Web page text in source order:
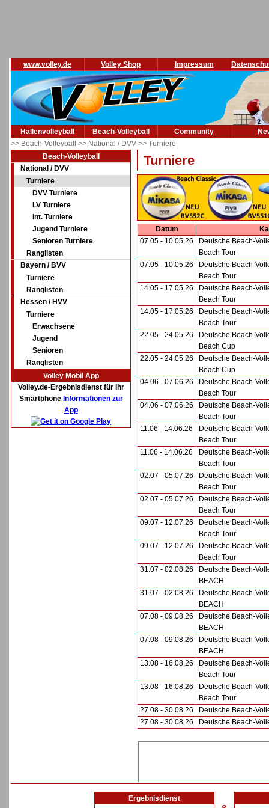
www.volley.de Volley Shop Impressum
Hallenvolleyball Beach-Volleyball Community
>> Beach-Volleyball >> National / DVV >> Turniere
Beach-Volleyball
National / DVV
Turniere
DVV Turniere
LV Turniere
Int. Turniere
Jugend Turniere
Senioren Turniere
Ranglisten
Bayern / BVV
Turniere
Ranglisten
Hessen / HVV
Turniere
Erwachsene
Jugend
Senioren
Ranglisten
Volley Mobil App
Volley.de-Ergebnisdienst für Ihr
Smartphone Informationen zur
App
Turniere
Datum
07.05 - 10.05.26
Deutsche Beach-
Beach Tour
07.05 - 10.05.26
Deutsche Beach-
Beach Tour
14.05 - 17.05.26
Deutsche Beach-
Beach Tour
14.05 - 17.05.26
Deutsche Beach-
Beach Tour
22.05 - 24.05.26
Deutsche Beach-
Beach Cup
22.05 - 24.05.26
Deutsche Beach-
Beach Cup
04.06 - 07.06.26
Deutsche Beach-
Beach Tour
04.06 - 07.06.26
Deutsche Beach-
Beach Tour
11.06 - 14.06.26
Deutsche Beach-
Beach Tour
11.06 - 14.06.26
Deutsche Beach-
Beach Tour
02.07 - 05.07.26
Deutsche Beach-
Beach Tour
02.07 - 05.07.26
Deutsche Beach-
Beach Tour
09.07 - 12.07.26
Deutsche Beach-
Beach Tour
09.07 - 12.07.26
Deutsche Beach-
Beach Tour
31.07 - 02.08.26
Deutsche Beach-
BEACH
31.07 - 02.08.26
Deutsche Beach-
BEACH
07.08 - 09.08.26
Deutsche Beach-
BEACH
07.08 - 09.08.26
Deutsche Beach-
BEACH
13.08 - 16.08.26
Deutsche Beach-
Beach Tour
13.08 - 16.08.26
Deutsche Beach-
Beach Tour
27.08 - 30.08.26
Deutsche Beach-
27.08 - 30.08.26
Deutsche Beach-
Ergebnisdienst